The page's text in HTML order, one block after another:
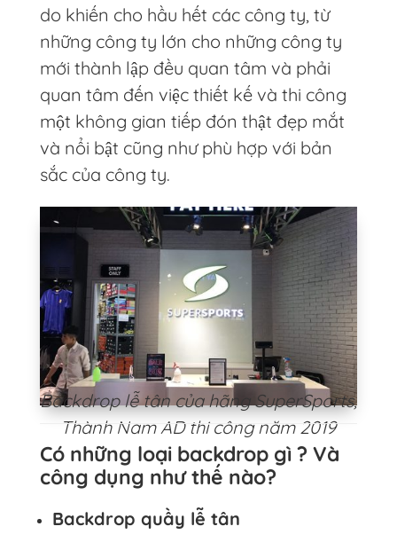
do khiến cho hầu hết các công ty, từ
những công ty lớn cho những công ty
mới thành lập đều quan tâm và phải
quan tâm đến việc thiết kế và thi công
một không gian tiếp đón thật đẹp mắt
và nổi bật cũng như phù hợp với bản
sắc của công ty.
Backdrop lễ tân của hãng SuperSports,
Thành Nam AD thi công năm 2019
Có những loại backdrop gì ? Và
công dụng như thế nào?
Backdrop quầy lễ tân